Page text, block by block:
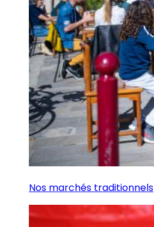
Nos marchés traditionnels